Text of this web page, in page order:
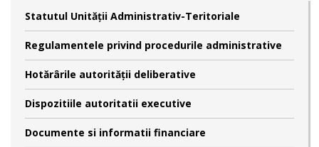
Statutul Unităţii Administrativ-Teritoriale
Regulamentele privind procedurile administrative
Hotărârile autorităţii deliberative
Dispozitiile autoritatii executive
Documente si informatii financiare